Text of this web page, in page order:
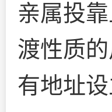
亲属投
渡性质
有地址